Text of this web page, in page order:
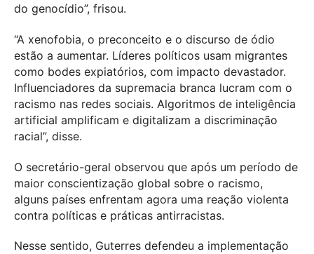
do genocídio”, frisou.
“A xenofobia, o preconceito e o discurso de ódio
estão a aumentar. Líderes políticos usam migrantes
como bodes expiatórios, com impacto devastador.
Influenciadores da supremacia branca lucram com o
racismo nas redes sociais. Algoritmos de inteligência
artificial amplificam e digitalizam a discriminação
racial”, disse.
O secretário-geral observou que após um período de
maior conscientização global sobre o racismo,
alguns países enfrentam agora uma reação violenta
contra políticas e práticas antirracistas.
Nesse sentido, Guterres defendeu a implementação